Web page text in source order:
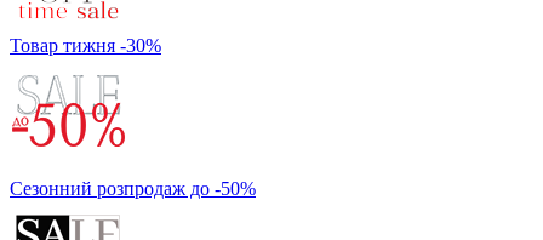
Товар тижня -30%
Сезонний розпродаж до -50%